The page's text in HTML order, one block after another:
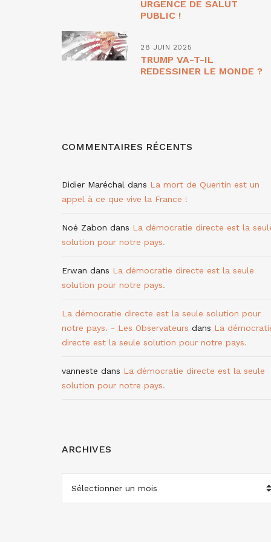
URGENCE DE SALUT
PUBLIC !
28 JUIN 2025
TRUMP VA-T-IL
REDESSINER LE MONDE ?
COMMENTAIRES RÉCENTS
Didier Maréchal dans La mort de Quentin est un
appel à ce que vive la France !
Noé Zabon dans La démocratie directe est la
solution pour notre pays.
Erwan dans La démocratie directe est la seule
solution pour notre pays.
La démocratie directe est la seule solution pour
notre pays. - Les Observateurs dans La
directe est la seule solution pour notre pays.
vanneste dans La démocratie directe est la seule
solution pour notre pays.
ARCHIVES
ARCHIVES